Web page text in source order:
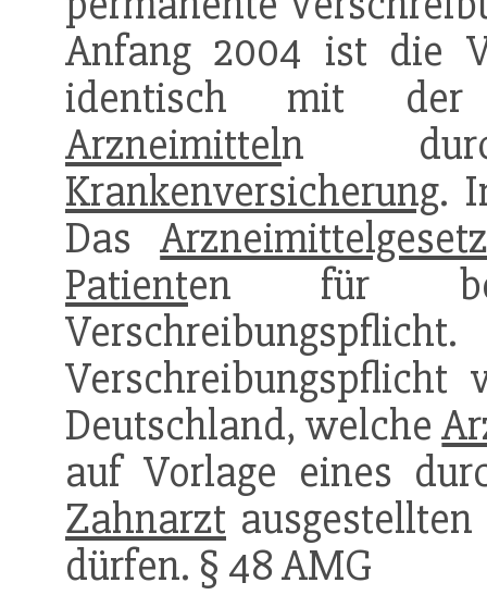
Anfang 2004 ist die
identisch mit der
Arzneimitteln
Krankenversicherung.
Das
Patienten für
Deutschland, welche
auf Vorlage eines
Zahnarzt
dürfen. § 48 AMG